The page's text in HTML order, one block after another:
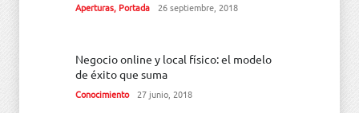
Aperturas, Portada 26 septiembre, 2018
Negocio online y local físico: el modelo
de éxito que suma
Conocimiento 27 junio, 2018